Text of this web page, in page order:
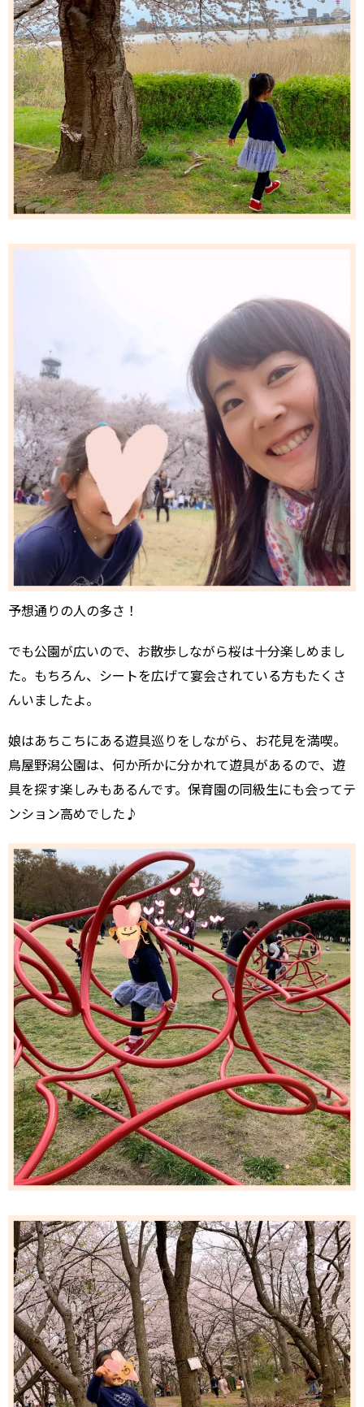
予想通りの人の多さ！
でも公園が広いので、お散歩しながら桜は十分楽しめまし
た。もちろん、シートを広げて宴会されている方もたくさ
んいましたよ。
娘はあちこちにある遊具巡りをしながら、お花見を満喫。
鳥屋野潟公園は、何か所かに分かれて遊具があるので、遊
具を探す楽しみもあるんです。保育園の同級生にも会ってテ
ンション高めでした♪